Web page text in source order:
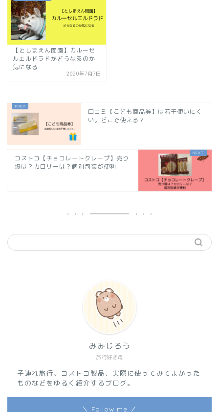
【としまえん閉園】カルーセ
ルエルドラドがどうなるのか
気になる
2020年7月7日
口コミ【こども商品券】は若干使いにく
い。どこで使える？
コストコ【チョコレートクレープ】売り
場は？カロリーは？個別包装が便利
旅行好き母
みみじろう
子連れ旅行、コストコ製品、実際に使ってみてよかった
ものなどをゆるく紹介するブログ。
＼ Follow me ／